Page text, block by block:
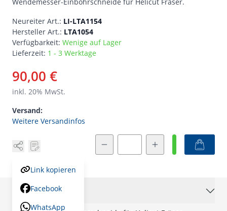
Neureiter Art.: LI-LTA1154
Hersteller Art.: LTA1054
Verfügbarkeit: Wenige auf Lager
Lieferzeit: 1 - 3 Werktage
90,00 €
inkl. 20% MwSt.
Versand:
Weitere Versandinfos
Link kopieren
Facebook
WhatsApp
Beschreibung